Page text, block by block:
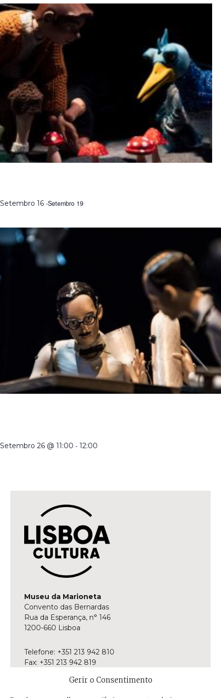
Gerir o Consentimento
Setembro 16 -Setembro 19
Setembro 26 @ 11:00 - 12:00
Museu da Marioneta
Convento das Bernardas
Rua da Esperança, n° 146
1200-660 Lisboa
Telefone: +351 213 942 810
Fax: +351 213 942 819